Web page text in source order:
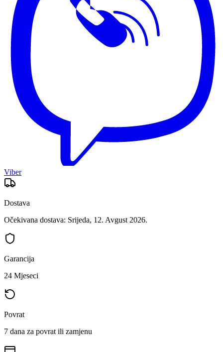
Viber
Dostava
Očekivana dostava: Srijeda, 12. Avgust 2026.
Garancija
24 Mjeseci
Povrat
7 dana za povrat ili zamjenu